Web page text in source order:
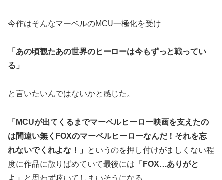
今作はそんなマーベルのMCU一極化を受け
「あの頃観たあの世界のヒーローは今もずっと戦ってい
る」
と言いたいんではないかと感じた。
「MCUが出てくるまでマーベルヒーロー映画を支えたの
は間違い無くFOXのマーベルヒーローなんだ！それを忘
れないでくれよな！」
というのを押し付けがましくない程
度に作品に散りばめていて最後には 「FOX…ありがと
よ」
と思わず呟いてしまいそうになる。